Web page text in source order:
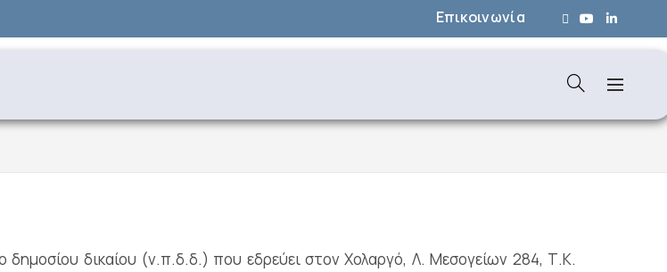
Επικοινωνία
δικαίου (ν.π.δ.δ.) που εδρεύει στον Χολαργό, Λ. Μεσογείων 284, Τ.Κ.